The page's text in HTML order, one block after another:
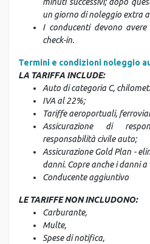
minuti successivi; dopo
un giorno di noleggio extra
I conducenti devono
check-in.
Termini e condizioni noleggio
LA TARIFFA INCLUDE:
Auto di categoria C,
IVA al 22%;
Tariffe aeroportuali,
Assicurazione di
responsabilità civile auto;
Assicurazione Gold Plan -
danni. Copre anche i danni
Conducente aggiuntivo
LE TARIFFE NON INCLUDONO:
Carburante,
Multe,
Spese di notifica,